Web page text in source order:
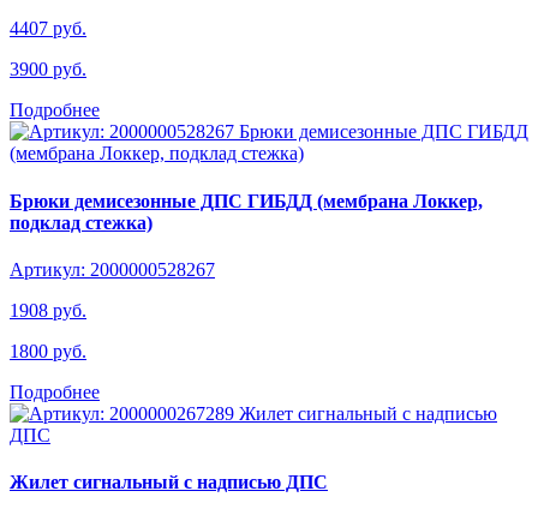
4407 руб.
3900 руб.
Подробнее
Брюки демисезонные ДПС ГИБДД (мембрана Локкер,
подклад стежка)
Артикул: 2000000528267
1908 руб.
1800 руб.
Подробнее
Жилет сигнальный с надписью ДПС